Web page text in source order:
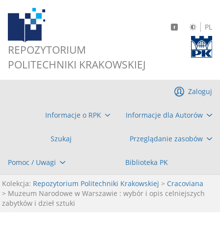
REPOZYTORIUM
POLITECHNIKI KRAKOWSKIEJ
PL
Informacje o RPK Informacje dla Autorów
Szukaj Przeglądanie zasobów
Pomoc / Uwagi Biblioteka PK
Zaloguj
Kolekcja: Repozytorium Politechniki Krakowskiej > Cracoviana
> Muzeum Narodowe w Warszawie : wybór i opis celniejszych
zabytków i dzieł sztuki